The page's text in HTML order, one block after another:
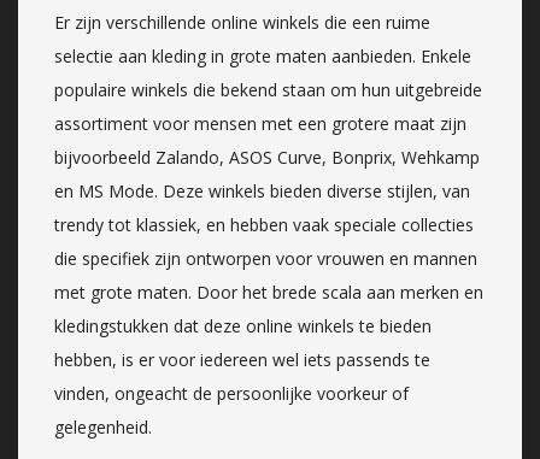
Er zijn verschillende online winkels die een ruime
selectie aan kleding in grote maten aanbieden. Enkele
populaire winkels die bekend staan om hun uitgebreide
assortiment voor mensen met een grotere maat zijn
bijvoorbeeld Zalando, ASOS Curve, Bonprix, Wehkamp
en MS Mode. Deze winkels bieden diverse stijlen, van
trendy tot klassiek, en hebben vaak speciale collecties
die specifiek zijn ontworpen voor vrouwen en mannen
met grote maten. Door het brede scala aan merken en
kledingstukken dat deze online winkels te bieden
hebben, is er voor iedereen wel iets passends te
vinden, ongeacht de persoonlijke voorkeur of
gelegenheid.